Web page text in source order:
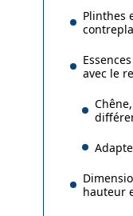
Plinthes
avec le
hauteur